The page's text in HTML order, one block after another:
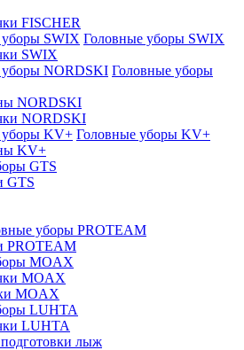
FISCHER
Головные уборы SWIX
SWIX
Головные уборы
NORDSKI
NORDSKI
Головные уборы KV+
KV+
GTS
GTS
уборы PROTEAM
PROTEAM
MOAX
MOAX
MOAX
LUHTA
LUHTA
лыж